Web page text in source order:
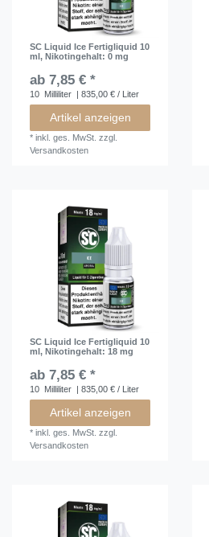
SC Liquid Ice Fertigliquid 10
ml, Nikotingehalt: 0 mg
ab 7,85 € *
10 Milliliter | 835,00 € / Liter
Artikel anzeigen
*inkl. ges. MwSt. zzgl.
Versandkosten
SC Liquid Ice Fertigliquid 10
ml, Nikotingehalt: 18 mg
ab 7,85 € *
10 Milliliter | 835,00 € / Liter
Artikel anzeigen
*inkl. ges. MwSt. zzgl.
Versandkosten